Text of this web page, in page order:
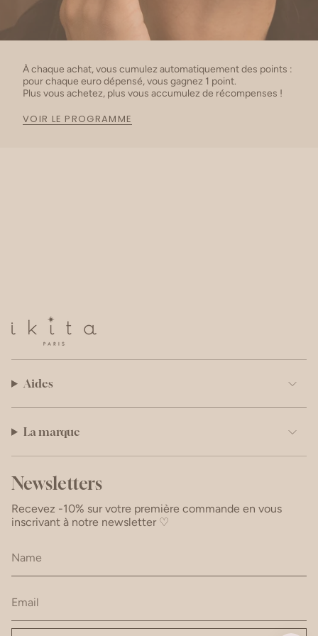
À chaque achat, vous cumulez automatiquement des points :
pour chaque euro dépensé, vous gagnez 1 point.
Plus vous achetez, plus vous accumulez de récompenses !
VOIR LE PROGRAMME
Aides
La marque
Newsletters
Recevez -10% sur votre première commande en vous
inscrivant à notre newsletter ♡